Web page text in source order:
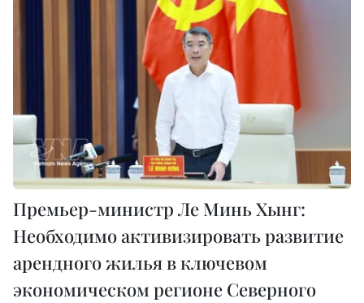
Премьер-министр Ле Минь Хынг:
Необходимо активизировать развитие
арендного жилья в ключевом
экономическом регионе Северного